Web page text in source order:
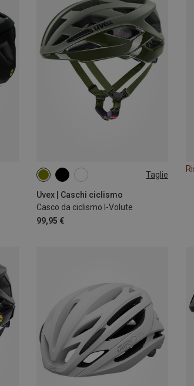
Taglie
Uvex | Caschi ciclismo
Casco da ciclismo I-Volute
99,95 €
50-54CM